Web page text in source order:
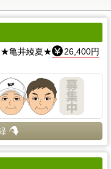
★亀井綾夏★
26,400円